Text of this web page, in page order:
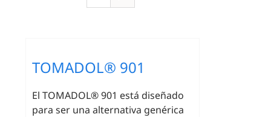
TOMADOL® 901
El TOMADOL® 901 está diseñado
para ser una alternativa genérica